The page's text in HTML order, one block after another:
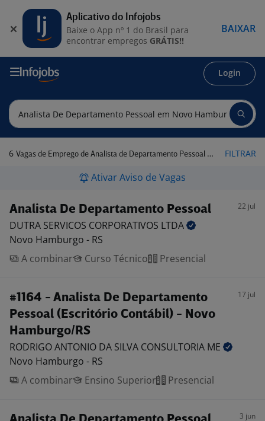
Login
6 Vagas de Emprego de Analista de Departamento Pessoal em Novo Hamburgo - RS FILTRAR
Ativar Aviso de Vagas
Analista De Departamento Pessoal 22 jul
DUTRA SERVICOS CORPORATIVOS LTDA
Novo Hamburgo - RS
A combinar
Curso Técnico Presencial
#1164 - Analista De Departamento
Pessoal (Escritório Contábil) - Novo
Hamburgo/RS
17 jul
RODRIGO ANTONIO DA SILVA CONSULTORIA ME
Novo Hamburgo - RS
A combinar
Ensino Superior Presencial
3 jun
Aplicativo do Infojobs
Baixe o App nº 1 do Brasil para
encontrar empregos GRÁTIS!!
BAIXAR